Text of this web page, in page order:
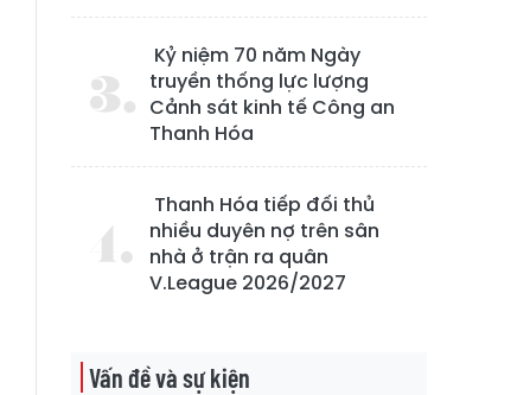
Kỷ niệm 70 năm Ngày
truyền thống lực lượng
Cảnh sát kinh tế Công an
Thanh Hóa
Thanh Hóa tiếp đối thủ
nhiều duyên nợ trên sân
nhà ở trận ra quân
V.League 2026/2027
Vấn đề và sự kiện